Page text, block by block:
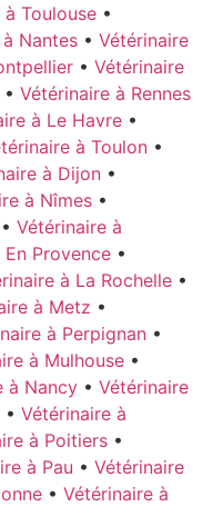
Toulouse •
Nantes • Vétérinaire
• Vétérinaire
• Vétérinaire à Rennes
à Le Havre •
à Toulon •
à Dijon •
à Nîmes •
• Vétérinaire à
Provence •
à La Rochelle •
à Metz •
à Perpignan •
à Mulhouse •
à Nancy • Vétérinaire
• Vétérinaire à
à Poitiers •
à Pau • Vétérinaire
• Vétérinaire à